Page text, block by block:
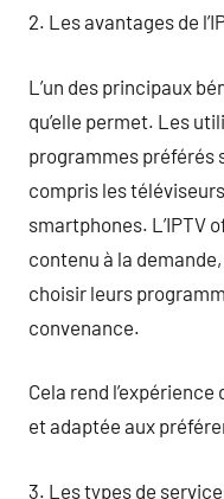
2. Les avantages de
L’un des principaux
qu’elle permet. Les
programmes préférés
compris les
smartphones. L’IPTV
contenu à la
choisir leurs
convenance.
Cela rend
et adaptée aux
3. Les types de